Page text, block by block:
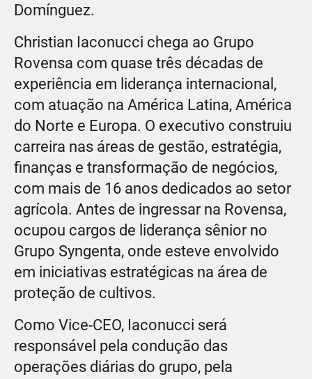
Domínguez.
Christian Iaconucci chega ao Grupo
Rovensa com quase três décadas de
experiência em liderança internacional,
com atuação na América Latina, América
do Norte e Europa. O executivo construiu
carreira nas áreas de gestão, estratégia,
finanças e transformação de negócios,
com mais de 16 anos dedicados ao setor
agrícola. Antes de ingressar na Rovensa,
ocupou cargos de liderança sênior no
Grupo Syngenta, onde esteve envolvido
em iniciativas estratégicas na área de
proteção de cultivos.
Como Vice-CEO, Iaconucci será
responsável pela condução das
operações diárias do grupo, pela